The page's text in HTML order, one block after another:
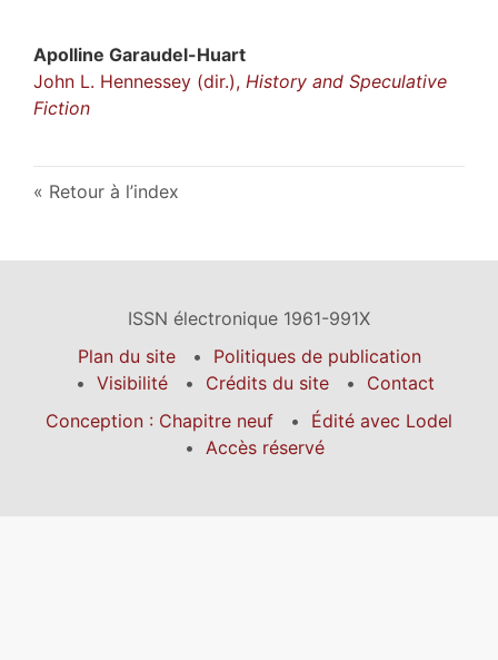
Apolline Garaudel-Huart
John L. Hennessey (dir.), History and Speculative
Fiction
Retour à l’index
ISSN électronique 1961-991X
Plan du site
Politiques de publication
Visibilité
Crédits du site
Contact
Conception : Chapitre neuf
Édité avec Lodel
Accès réservé